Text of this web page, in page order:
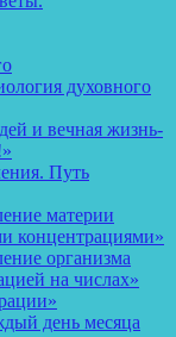
духовного
и вечная жизнь-
Путь
материи
концентрациями»
организма
на числах»
день месяца